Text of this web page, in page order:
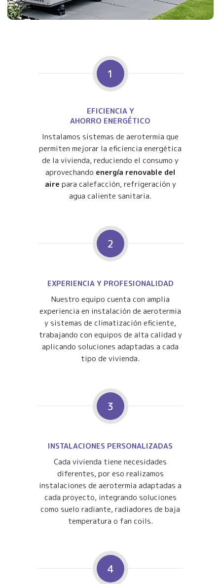
1
EFICIENCIA Y
AHORRO ENERGÉTICO
Instalamos sistemas de aerotermia que
permiten mejorar la eficiencia energética
de la vivienda, reduciendo el consumo y
aprovechando energía renovable del
aire para calefacción, refrigeración y
agua caliente sanitaria.
2
EXPERIENCIA Y PROFESIONALIDAD
Nuestro equipo cuenta con amplia
experiencia en instalación de aerotermia
y sistemas de climatización eficiente,
trabajando con equipos de alta calidad y
aplicando soluciones adaptadas a cada
tipo de vivienda.
3
INSTALACIONES PERSONALIZADAS
Cada vivienda tiene necesidades
diferentes, por eso realizamos
instalaciones de aerotermia adaptadas a
cada proyecto, integrando soluciones
como suelo radiante, radiadores de baja
temperatura o fan coils.
4